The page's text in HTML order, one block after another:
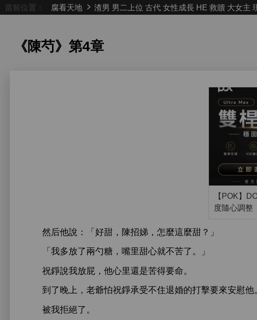
當前位置： 腐看天地 渣男 男二上位 古代 女性成長 HE 救贖 大女主
《陳芍》 第4章
【POK】
度隨心調整
然后 ：「好甜，陳招娣， 麼
麼甜？」
「
放 兩勺糖，嘴里甜 就 苦
。」
祝錚
放屁， 里還 苦得
命。
到
，老爺怕祝錚承受 退婚 打擊 慰
被
拒絕
。